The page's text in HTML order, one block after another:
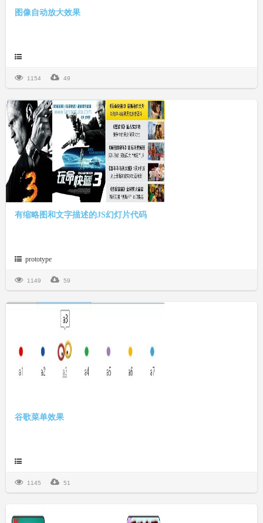
图像自动放大效果
1154 49
有缩略图和文字描述的JS幻灯片代码
prototype
1149 59
谷歌菜单效果
1145 51